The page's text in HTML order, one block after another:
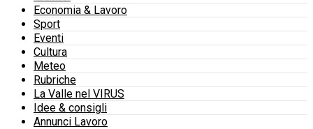
Economia & Lavoro
Sport
Eventi
Cultura
Meteo
Rubriche
La Valle nel VIRUS
Idee & consigli
Annunci Lavoro